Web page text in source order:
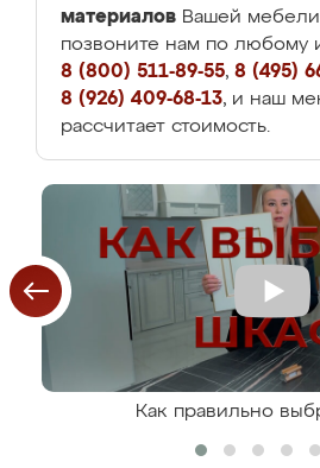
материалов Вашей
позвоните нам по любому
8 (800) 511-89-55, 8 (495)
8 (926) 409-68-13, и наш
рассчитает стоимость.
Как правильно